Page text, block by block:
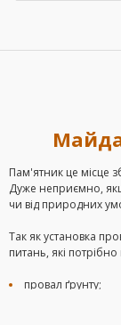
Пам'ятник це місце
Дуже неприємно,
чи від природних
Так як установка
питань, які
провал ґрунту;